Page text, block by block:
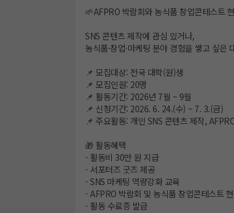
🌱AFPRO 박람회와 농식품 창업콘테스트
SNS 콘텐츠 제작에 관심 있거나,
농식품·창업·마케팅 분야 경험을 쌓고 싶
📌 모집대상: 전국 대학(원)생
📌 모집인원: 20명
📌 활동기간: 2026년 7월 ~ 9월
📌 신청기간: 2026. 6. 24.(수) ~ 7. 3.(금)
📌 주요활동: 개인 SNS 콘텐츠 제작,
🎁 활동혜택
- 활동비 30만 원 지급
- 서포터즈 굿즈 제공
- SNS 마케팅 역량강화 교육
- AFPRO 박람회 및 농식품 창업콘테스트
- 활동 수료증 발급